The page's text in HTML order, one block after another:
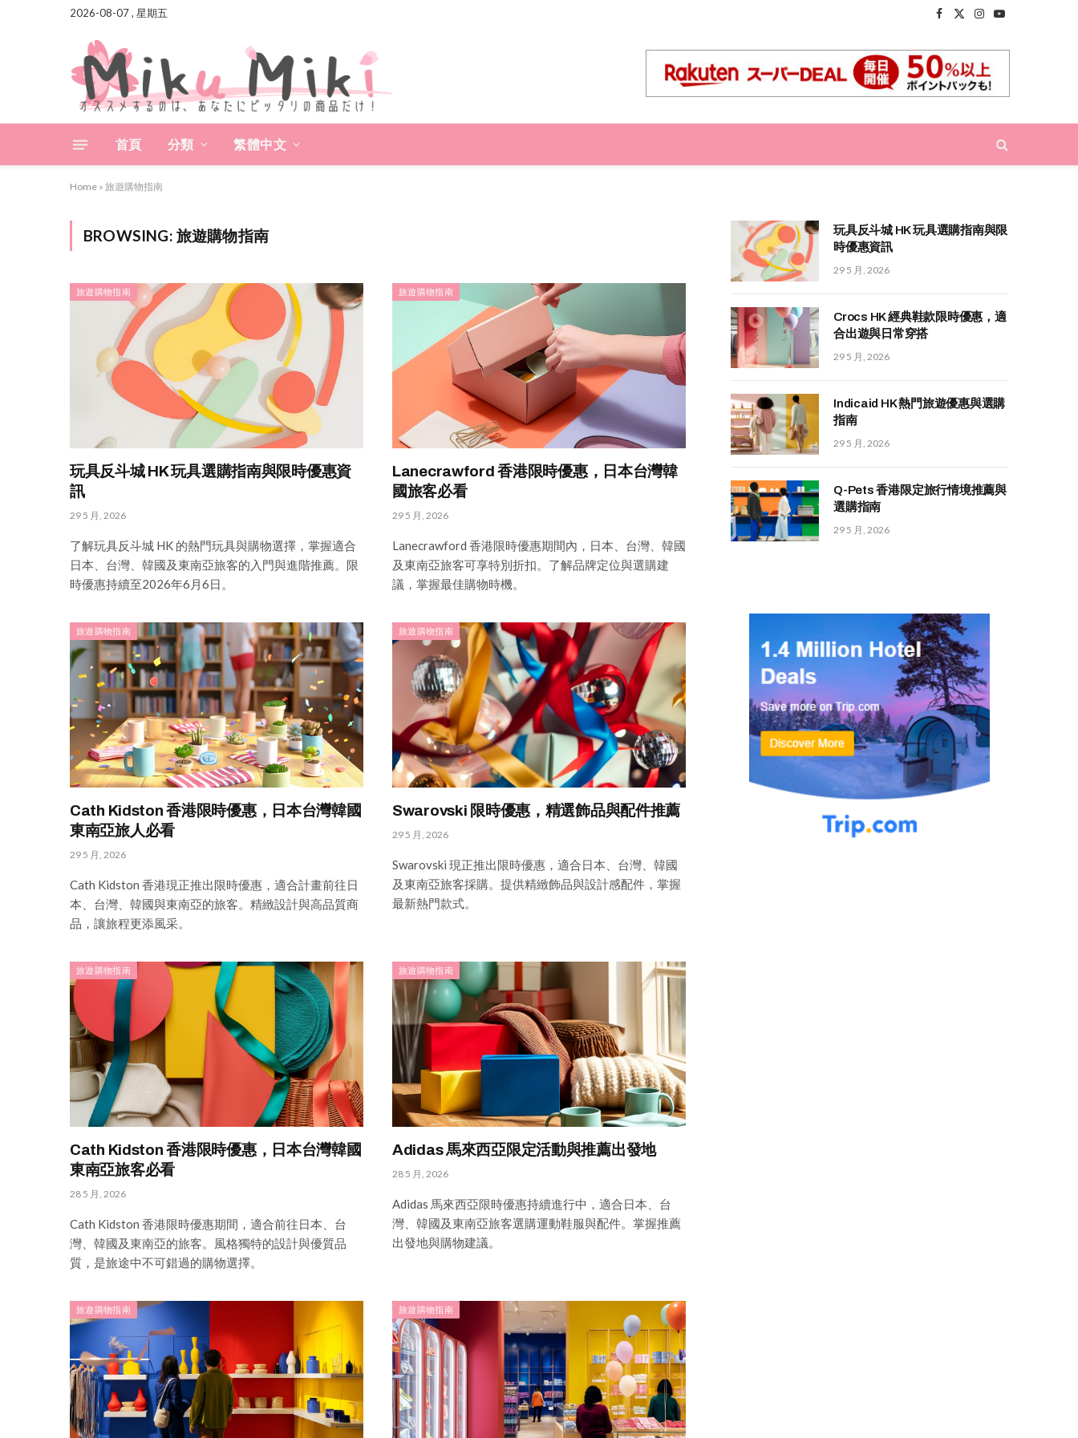
2026-08-07 , 星期五
Facebook
X
Instagram
YouTube
首頁 分類 繁體中文
Home » 旅遊購物指南
BROWSING: 旅遊購物指南
旅遊購物指南
玩具反斗城 HK 玩具選購指南與限時優惠資
訊
29 5 月, 2026
了解玩具反斗城 HK 的熱門玩具與購物選擇，掌握適合
日本、台灣、韓國及東南亞旅客的入門與進階推薦。限
時優惠持續至2026年6月6日。
旅遊購物指南
Lanecrawford 香港限時優惠，日本台灣韓
國旅客必看
29 5 月, 2026
Lanecrawford 香港限時優惠期間內，日本、台灣、韓國
及東南亞旅客可享特別折扣。了解品牌定位與選購建
議，掌握最佳購物時機。
旅遊購物指南
Cath Kidston 香港限時優惠，日本台灣韓國
東南亞旅人必看
29 5 月, 2026
Cath Kidston 香港現正推出限時優惠，適合計畫前往日
本、台灣、韓國與東南亞的旅客。精緻設計與高品質商
品，讓旅程更添風采。
旅遊購物指南
Swarovski 限時優惠，精選飾品與配件推薦
29 5 月, 2026
Swarovski 現正推出限時優惠，適合日本、台灣、韓國
及東南亞旅客採購。提供精緻飾品與設計感配件，掌握
最新熱門款式。
旅遊購物指南
Cath Kidston 香港限時優惠，日本台灣韓國
東南亞旅客必看
28 5 月, 2026
Cath Kidston 香港限時優惠期間，適合前往日本、台
灣、韓國及東南亞的旅客。風格獨特的設計與優質品
質，是旅途中不可錯過的購物選擇。
旅遊購物指南
Adidas 馬來西亞限定活動與推薦出發地
28 5 月, 2026
Adidas 馬來西亞限時優惠持續進行中，適合日本、台
灣、韓國及東南亞旅客選購運動鞋服與配件。掌握推薦
出發地與購物建議。
旅遊購物指南 旅遊購物指南
玩具反斗城 HK 玩具選購指南與限
時優惠資訊
29 5 月, 2026
Crocs HK 經典鞋款限時優惠，適
合出遊與日常穿搭
29 5 月, 2026
Indicaid HK 熱門旅遊優惠與選購
指南
29 5 月, 2026
Q-Pets 香港限定旅行情境推薦與
選購指南
29 5 月, 2026